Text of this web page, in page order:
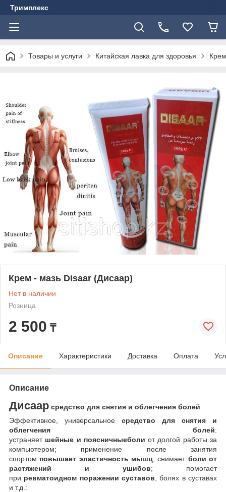
Тримплекс
Товары и услуги Китайская лавка для здоровья
Крем - мазь Disaar (Дисаар)
Нет в наличии
Розница
2 500 ₸
Описание Характеристики Доставка Оплата
Описание
Дисаар средство для снятия и облегчения болей
Эффективное, универсальное
средство для снятия и
облегчения болей:
устраняет шейные и поясничныеболи от долгой работы за
компьютером; применение после занятия
спортом повышает эластичность мышц , снимает боли от
растяжений и ушибов; помогает
при ревматоидном поражении суставов , болях в суставах
и т.д.: